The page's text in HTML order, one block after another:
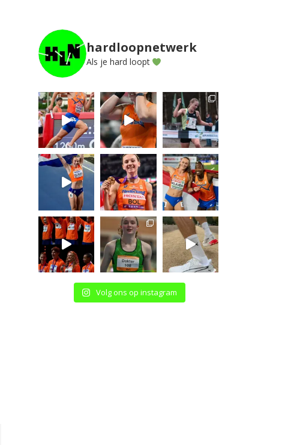
hardloopnetwerk
Als je hard loopt
Volg ons op instagram